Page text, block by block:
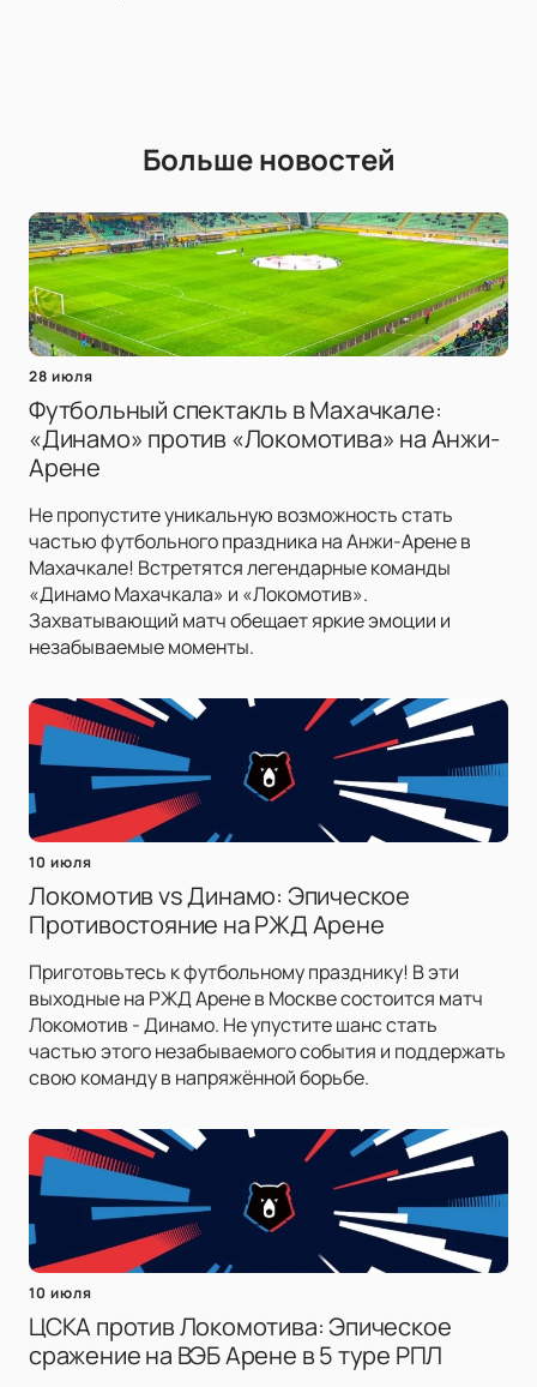
Больше новостей
28 июля
Футбольный спектакль в Махачкале:
«Динамо» против «Локомотива» на Анжи-
Арене
Не пропустите уникальную возможность стать
частью футбольного праздника на Анжи-Арене в
Махачкале! Встретятся легендарные команды
«Динамо Махачкала» и «Локомотив».
Захватывающий матч обещает яркие эмоции и
незабываемые моменты.
10 июля
Локомотив vs Динамо: Эпическое
Противостояние на РЖД Арене
Приготовьтесь к футбольному празднику! В эти
выходные на РЖД Арене в Москве состоится матч
Локомотив - Динамо. Не упустите шанс стать
частью этого незабываемого события и поддержать
свою команду в напряжённой борьбе.
10 июля
ЦСКА против Локомотива: Эпическое
сражение на ВЭБ Арене в 5 туре РПЛ